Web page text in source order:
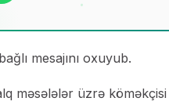
mesajını oxuyub.
məsələlər üzrə köməkçisi